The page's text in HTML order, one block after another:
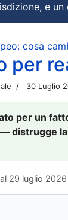
e
cosa
per
30 Luglio
per un
distrugge
29 luglio 2026